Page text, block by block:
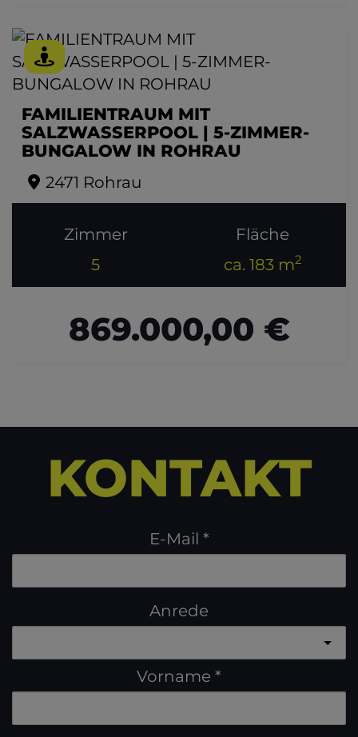
FAMILIENTRAUM MIT
SALZWASSERPOOL | 5-ZIMMER-
BUNGALOW IN ROHRAU
2471 Rohrau
Zimmer
5
Fläche
ca. 183 m2
869.000,00 €
KONTAKT
E-Mail
Anrede
Vorname